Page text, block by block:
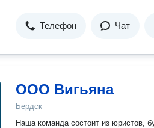
Телефон Чат
ООО Вигьяна
Бердск
Наша команда состоит из юристов,